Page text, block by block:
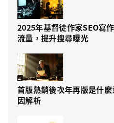
2025年基督徒作家SEO寫
流量，提升搜尋曝光
首版熱銷後次年再版是什
因解析